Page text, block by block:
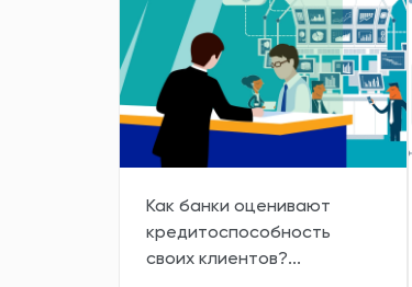
Как банки оценивают
кредитоспособность
своих клиентов?...